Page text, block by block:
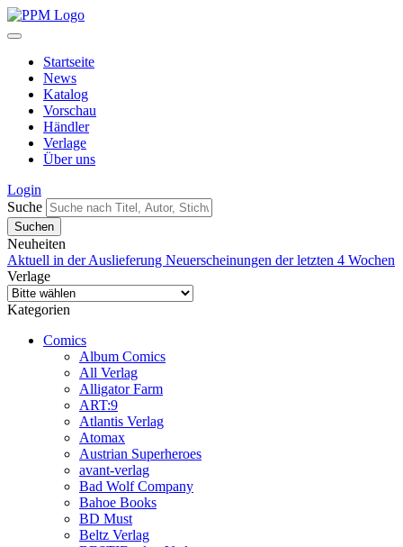
Startseite
News
Katalog
Vorschau
Händler
Verlage
Über uns
Login
Suche
Neuheiten
Aktuell in der Auslieferung Neuerscheinungen der letzten 4 Wochen
Verlage
Kategorien
Comics
Album Comics
All Verlag
Alligator Farm
ART:9
Atlantis Verlag
Atomax
Austrian Superheroes
avant-verlag
Bad Wolf Company
Bahoe Books
BD Must
Beltz Verlag